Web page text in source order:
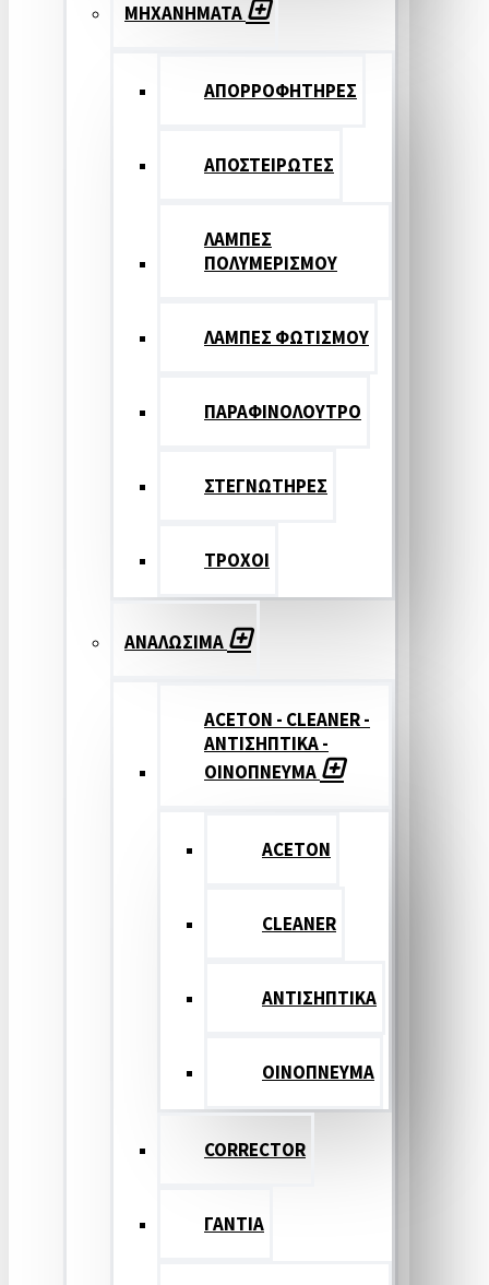
ΜΗΧΑΝΗΜΑΤΑ
ΑΠΟΡΡΟΦΗΤΗΡΕΣ
ΑΠΟΣΤΕΙΡΩΤΕΣ
ΛΑΜΠΕΣ
ΠΟΛΥΜΕΡΙΣΜΟΥ
ΛΑΜΠΕΣ ΦΩΤΙΣΜΟΥ
ΠΑΡΑΦΙΝΟΛΟΥΤΡΟ
ΣΤΕΓΝΩΤΗΡΕΣ
ΤΡΟΧΟΙ
ΑΝΑΛΩΣΙΜΑ
ACETON - CLEANER -
ΑΝΤΙΣΗΠΤΙΚΑ -
ΟΙΝΟΠΝΕΥΜΑ
ACETON
CLEANER
ΑΝΤΙΣΗΠΤΙΚΑ
ΟΙΝΟΠΝΕΥΜΑ
CORRECTOR
ΓΑΝΤΙΑ